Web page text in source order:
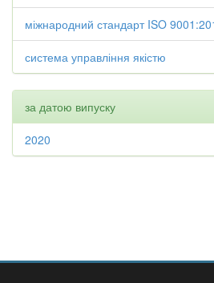
міжнародний стандарт ISO
система управління якістю
за датою випуску
2020